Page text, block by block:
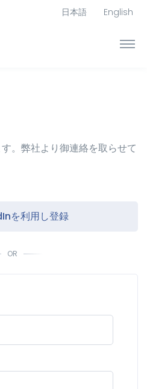
日本語 English
。弊社より御連絡を取らせて
を利用し登録
OR